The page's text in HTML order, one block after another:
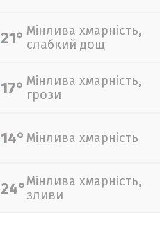
21° Мінлива хмарність,
слабкий дощ
17° Мінлива хмарність,
грози
14° Мінлива хмарність
24°Мінлива хмарність,
зливи